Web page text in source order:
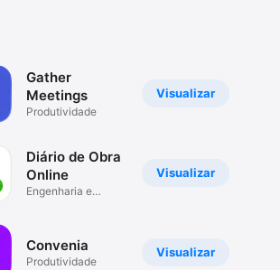
Visualizar
Gather
Meetings
Produtividade
Visualizar
Diário de Obra
Online
Engenharia e
Visualizar
Convenia
Produtividade